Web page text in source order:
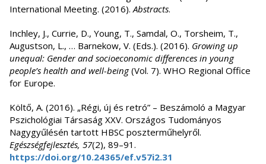
International Meeting. (2016).Abstracts.
Inchley, J., Currie, D., Young, T., Samdal, O., Torsheim, T.,
Augustson, L., … Barnekow, V. (Eds.). (2016). Growing up
unequal: Gender and socioeconomic differences in young
people’s health and well-being(Vol. 7). WHO Regional Office
for Europe.
Költő, A. (2016). „Régi, új és retró” – Beszámoló a Magyar
Pszichológiai Társaság XXV. Országos Tudományos
Nagygyűlésén tartott HBSC poszterműhelyről.
Egészségfejlesztés, 57(2), 89–91.
https://doi.org/10.24365/ef.v57i2.31